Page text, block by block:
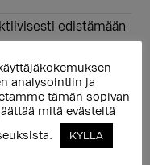
edistämään
ja
eduskunnassa
analysointiin ja
tämän sopivan
mitä evästeitä
KYLLÄ